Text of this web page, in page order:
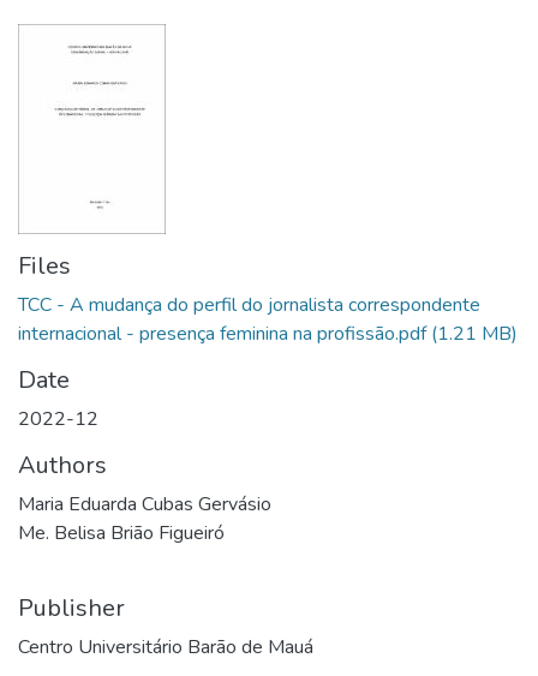
Files
TCC - A mudança do perfil do jornalista correspondente
internacional - presença feminina na profissão.pdf (1.21 MB)
Date
2022-12
Authors
Maria Eduarda Cubas Gervásio
Me. Belisa Brião Figueiró
Publisher
Centro Universitário Barão de Mauá